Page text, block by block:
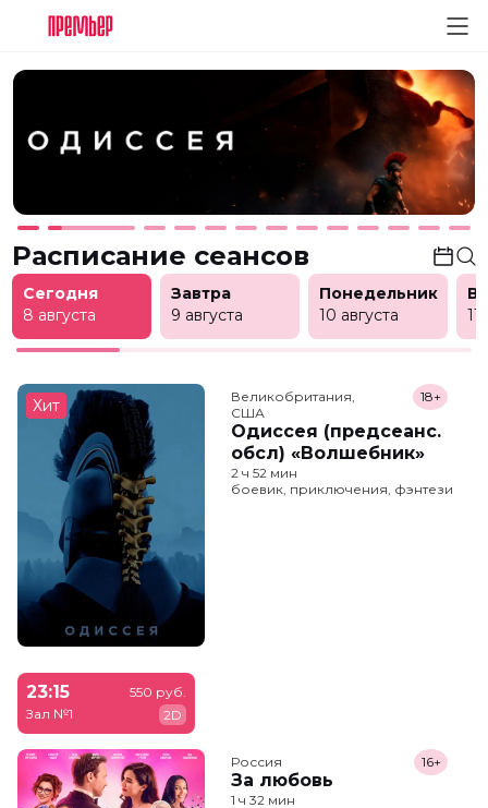
Расписание сеансов
Сегодня
8 августа
Завтра
9 августа
Понедельник
10 августа
11
Хит
Великобритания,
США
Одиссея (предсеанс.
обсл) «Волшебник»
18+
2 ч 52 мин
боевик, приключения, фэнтези
23:15
Зал №1
550 руб.
2D
Россия
За любовь
16+
1 ч 32 мин